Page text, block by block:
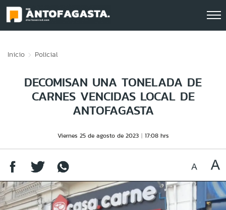
Inicio Policial
DECOMISAN UNA TONELADA DE
CARNES VENCIDAS LOCAL DE
ANTOFAGASTA
Viernes 25 de agosto de 2023 17:08 hrs